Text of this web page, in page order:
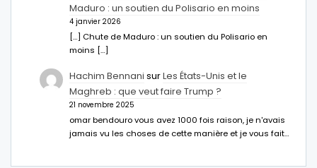
Maduro : un soutien du Polisario en moins
4 janvier 2026
[…] Chute de Maduro : un soutien du Polisario en
moins […]
Hachim Bennani surLes États-Unis et le
Maghreb : que veut faire Trump ?
21 novembre 2025
omar bendouro vous avez 1000 fois raison, je n'avais
jamais vu les choses de cette manière et je vous fait…